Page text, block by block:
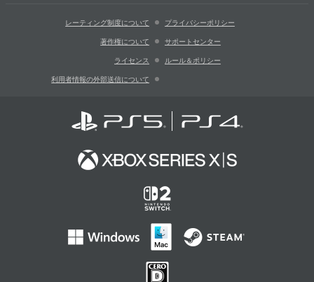
レーティング制度について プライバシーポリシー
著作権について サポートセンター
ライセンス ルール＆ポリシー
利用者情報の外部送信について